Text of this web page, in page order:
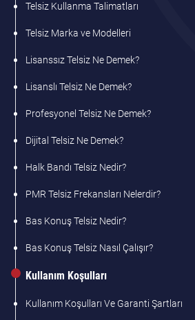
Telsiz Kullanma Talimatları
Telsiz Marka ve Modelleri
Lisanssız Telsiz Ne Demek?
Lisanslı Telsiz Ne Demek?
Profesyonel Telsiz Ne Demek?
Dijital Telsiz Ne Demek?
Halk Bandı Telsiz Nedir?
PMR Telsiz Frekansları Nelerdir?
Bas Konuş Telsiz Nedir?
Bas Konuş Telsiz Nasıl Çalışır?
Kullanım Koşulları
Kullanım Koşulları Ve Garanti Şartları